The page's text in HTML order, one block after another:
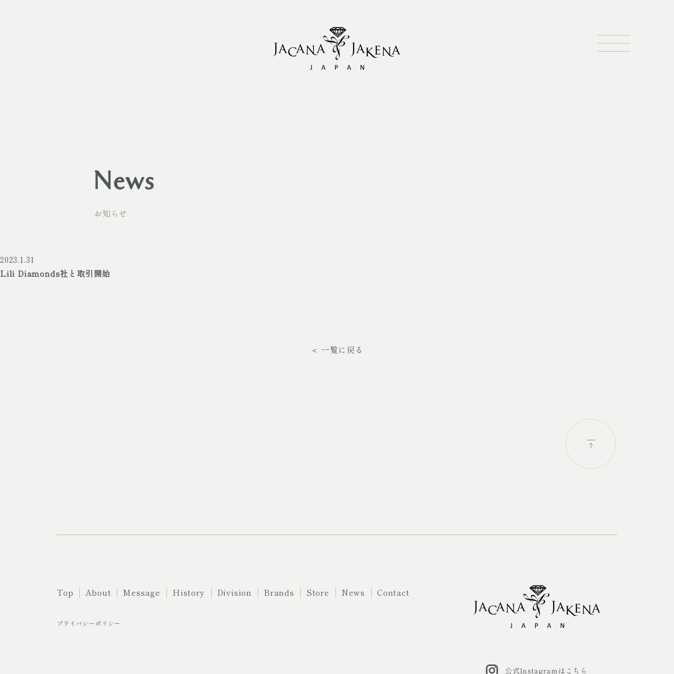
News
お知らせ
2023.1.31
Lili Diamonds社と取引開始
＜ 一覧に戻る
Top About Message History Division Brands Store News Contact
プライバシーポリシー
公式Instagramはこちら